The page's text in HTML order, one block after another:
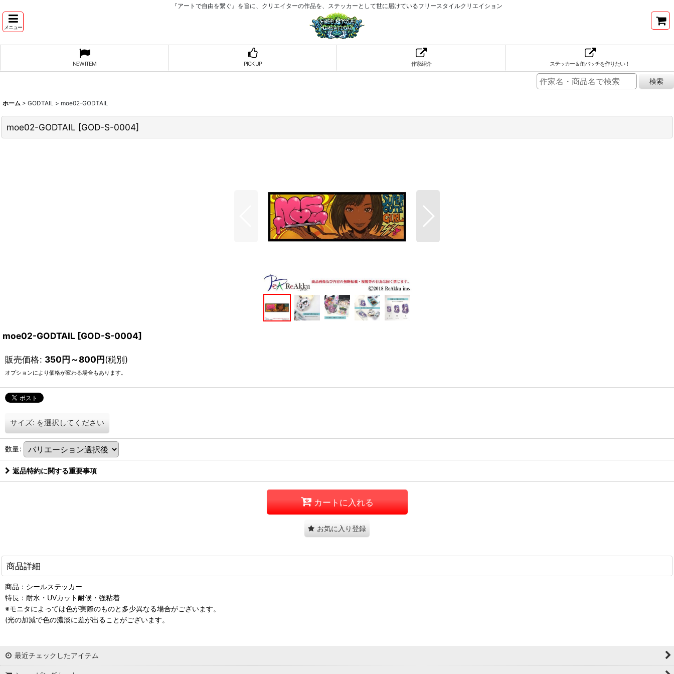
『アートで自由を繋ぐ』を旨に、クリエイターの作品を、ステッカーとして世に届けているフリースタイルクリエイション
メニュー
NEW ITEM PICK UP 作家紹介 ステッカー＆缶バッチを作りたい！
ホーム > GODTAIL > moe02-GODTAIL
moe02-GODTAIL [GOD-S-0004]
moe02-GODTAIL [GOD-S-0004]
販売価格: 350円～800円(税別)
オプションにより価格が変わる場合もあります。
サイズ: を選択してください
数量:
返品特約に関する重要事項
カートに入れる
お気に入り登録
商品詳細
商品：シールステッカー
特長：耐水・UVカット耐候・強粘着
※モニタによっては色が実際のものと多少異なる場合がございます。
(光の加減で色の濃淡に差が出ることがございます。
最近チェックしたアイテム